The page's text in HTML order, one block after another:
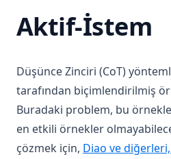
Open Domain Question Answering
Indirect Reasoning
Text Summarization
Hallucination Identification
Adversarial Prompting
Prompt Injection
Prompt Leaking
Jailbreaking
Modeller
ChatGPT
Aktif-İstem
Düşünce Zinciri (CoT)
tarafından biçimlendirilmiş
Buradaki problem, bu
en etkili örnekler
çözmek için, Diao ve